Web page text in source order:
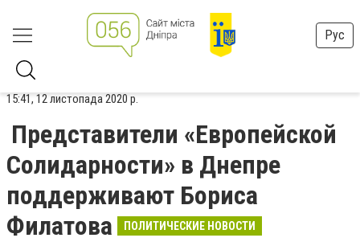
Рус
15:41, 12 листопада 2020 р.
Представители «Европейской
Солидарности» в Днепре
поддерживают Бориса
Филатова
ПОЛИТИЧЕСКИЕ НОВОСТИ